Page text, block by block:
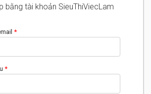
bằng tài khoản SieuThiViecLam
*
*